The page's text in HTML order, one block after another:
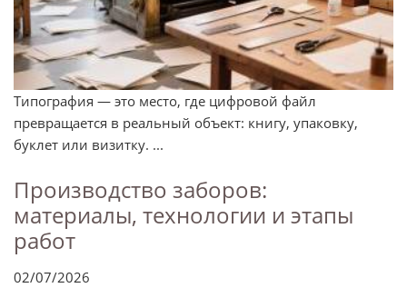
Типография — это место, где цифровой файл
превращается в реальный объект: книгу, упаковку,
буклет или визитку. ...
Производство заборов:
материалы, технологии и этапы
работ
02/07/2026